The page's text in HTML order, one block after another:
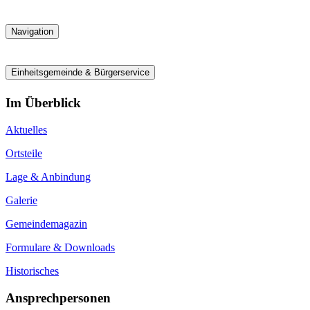
Navigation
Einheitsgemeinde & Bürgerservice
Im Überblick
Aktuelles
Ortsteile
Lage & Anbindung
Galerie
Gemeindemagazin
Formulare & Downloads
Historisches
Ansprechpersonen